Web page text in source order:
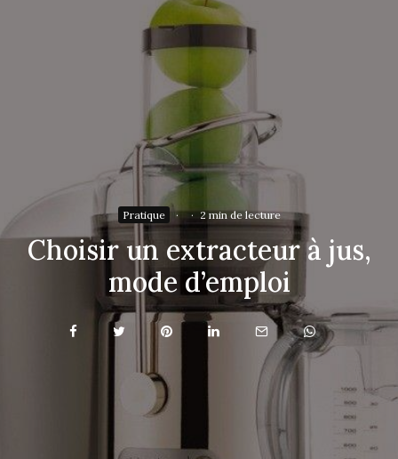
Pratique · · 2 min de lecture
Choisir un extracteur à jus,
mode d’emploi